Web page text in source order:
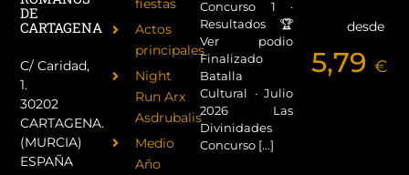
DE
CARTAGENA
C/ Caridad,
1.
30202
CARTAGENA.
(MURCIA)
ESPAÑA
fiestas
Actos
principales
Night
Run Arx
Asdrubalis
Medio
Año
Concurso 1 ·
Resultados 🏆
Ver podio
Finalizado
Batalla
Cultural · Julio
2026 Las
Divinidades
Concurso [...]
desde
5,79€